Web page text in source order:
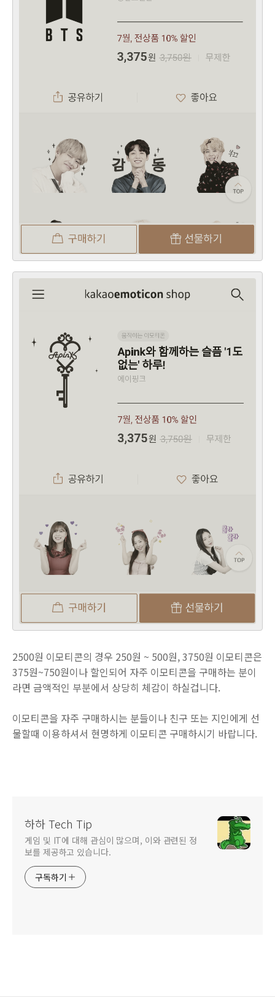
2500원 이모티콘의 경우 250원 ~ 500원, 3750원 이모티콘은
375원~750원이나 할인되어 자주 이모티콘을 구매하는 분이
라면 금액적인 부분에서 상당히 체감이 하실겁니다.
이모티콘을 자주 구매하시는 분들이나 친구 또는 지인에게 선
물할때 이용하셔서 현명하게 이모티콘 구매하시기 바랍니다.
하하 Tech Tip
게임 및 IT에 대해 관심이 많으며, 이와 관련된 정
보를 제공하고 있습니다.
구독하기